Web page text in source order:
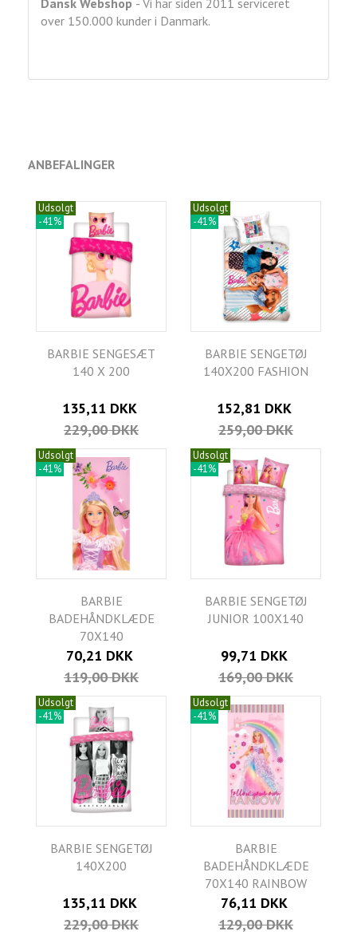
Dansk Webshop - Vi har siden 2011 serviceret
over 150.000 kunder i Danmark.
ANBEFALINGER
Udsolgt
-41%
BARBIE SENGESÆT
140 X 200
135,11 DKK
229,00 DKK
Udsolgt
-41%
BARBIE SENGETØJ
140X200 FASHION
152,81 DKK
259,00 DKK
Udsolgt
-41%
BARBIE
BADEHÅNDKLÆDE
70X140
70,21 DKK
119,00 DKK
Udsolgt
-41%
BARBIE SENGETØJ
JUNIOR 100X140
99,71 DKK
169,00 DKK
Udsolgt
-41%
BARBIE SENGETØJ
140X200
135,11 DKK
229,00 DKK
Udsolgt
-41%
BARBIE
BADEHÅNDKLÆDE
70X140 RAINBOW
76,11 DKK
129,00 DKK